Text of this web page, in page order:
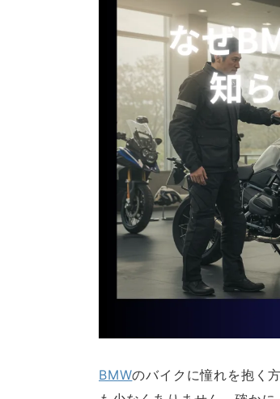
BMWのバイクに憧れを抱く